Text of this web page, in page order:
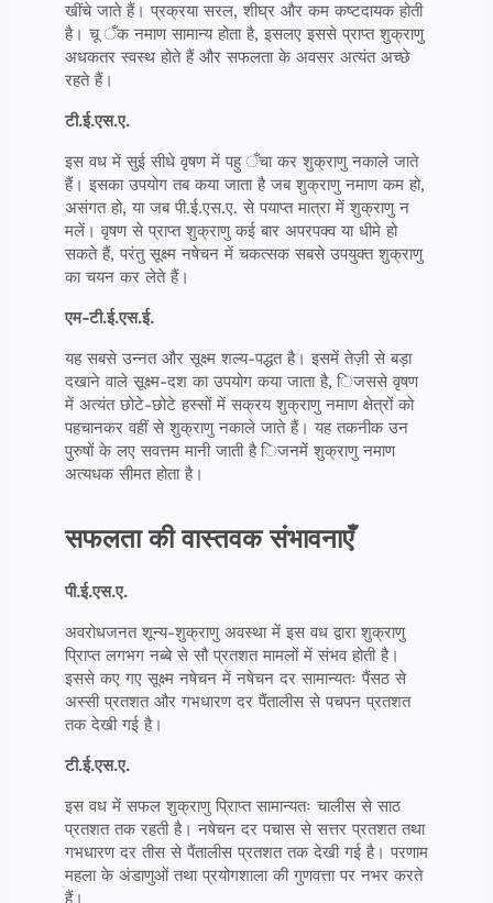
खींचे जाते हैं। प्रक्रया सरल, शीघ्र और कम कष्टदायक होती
है। चू ँक नमाण सामान्य होता है, इसलए इससे प्राप्त शुक्राणु
अधकतर स्वस्थ होते हैं और सफलता के अवसर अत्यंत अच्छे
रहते हैं।
टी.ई.एस.ए.
इस वध में सुई सीधे वृषण में पहु ँचा कर शुक्राणु नकाले जाते
हैं। इसका उपयोग तब कया जाता है जब शुक्राणु नमाण कम हो,
असंगत हो, या जब पी.ई.एस.ए. से पयाप्त मात्रा में शुक्राणु न
मलें। वृषण से प्राप्त शुक्राणु कई बार अपरपक्व या धीमे हो
सकते हैं, परंतु सूक्ष्म नषेचन में चकत्सक सबसे उपयुक्त शुक्राणु
का चयन कर लेते हैं।
एम-टी.ई.एस.ई.
यह सबसे उन्नत और सूक्ष्म शल्य-पद्धत है। इसमें तेज़ी से बड़ा
दखाने वाले सूक्ष्म-दश का उपयोग कया जाता है, िजससे वृषण
में अत्यंत छोटे-छोटे हस्सों में सक्रय शुक्राणु नमाण क्षेत्रों को
पहचानकर वहीं से शुक्राणु नकाले जाते हैं। यह तकनीक उन
पुरुषों के लए सवत्तम मानी जाती है िजनमें शुक्राणु नमाण
अत्यधक सीमत होता है।
सफलता की वास्तवक संभावनाएँ
पी.ई.एस.ए.
अवरोधजनत शून्य-शुक्राणु अवस्था में इस वध द्वारा शुक्राणु
प्रािप्त लगभग नब्बे से सौ प्रतशत मामलों में संभव होती है।
इससे कए गए सूक्ष्म नषेचन में नषेचन दर सामान्यतः पैंसठ से
अस्सी प्रतशत और गभधारण दर पैंतालीस से पचपन प्रतशत
तक देखी गई है।
टी.ई.एस.ए.
इस वध में सफल शुक्राणु प्रािप्त सामान्यतः चालीस से साठ
प्रतशत तक रहती है। नषेचन दर पचास से सत्तर प्रतशत तथा
गभधारण दर तीस से पैंतालीस प्रतशत तक देखी गई है। परणाम
महला के अंडाणुओं तथा प्रयोगशाला की गुणवत्ता पर नभर करते
हैं।